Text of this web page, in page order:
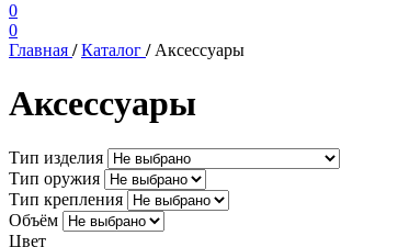
0
0
Главная / Каталог / Аксессуары
Аксессуары
Тип изделия
Тип оружия
Тип крепления
Объём
Цвет